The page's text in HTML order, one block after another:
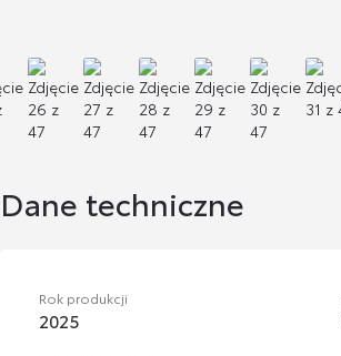
Dane techniczne
Rok produkcji
2025